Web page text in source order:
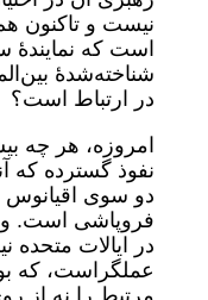
نیست و تاکنون
است که نمایندۀ
شناخته‌شدۀ
در ارتباط است؟
امروزه، هر چه
نفوذ گسترده که
دو سوی اقیانوس
فروپاشی است. و
در ایالات
عملگراست، که
مرتبط را نه از